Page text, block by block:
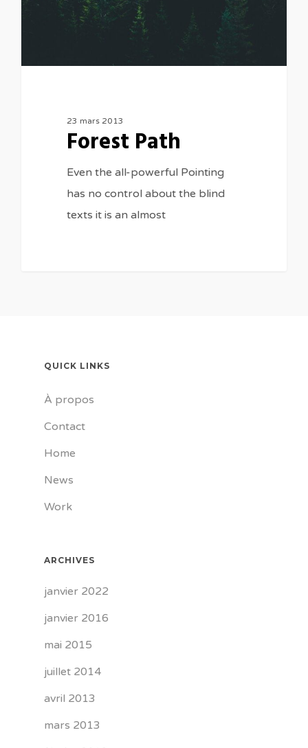
23 mars 2013
Forest Path
Even the all-powerful Pointing
has no control about the blind
texts it is an almost
QUICK LINKS
À propos
Contact
Home
News
Work
ARCHIVES
janvier 2022
janvier 2016
mai 2015
juillet 2014
avril 2013
mars 2013